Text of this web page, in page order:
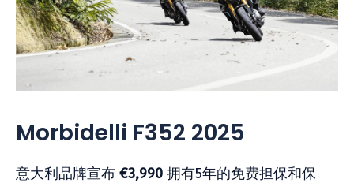
Morbidelli F352 2025
意大利品牌宣布 €3,990 拥有5年的免费担保和保